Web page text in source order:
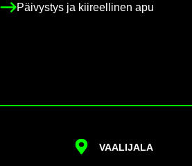
Päi­vys­tys ja kii­reel­li­nen apu
VAA­LI­JA­LA